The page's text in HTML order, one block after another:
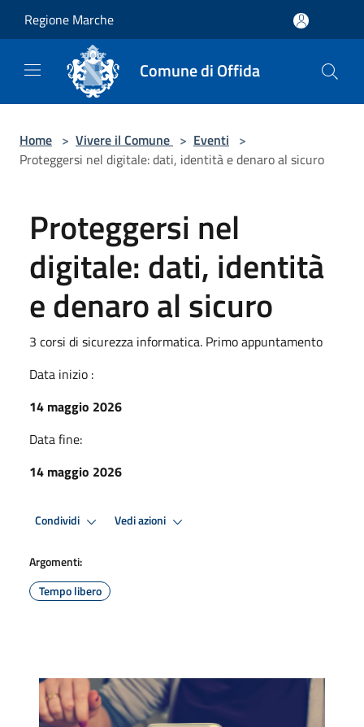
Regione Marche
Comune di Offida
Home > Vivere il Comune > Eventi >
Proteggersi nel digitale: dati, identità e denaro al sicuro
Proteggersi nel
digitale: dati, identità
e denaro al sicuro
3 corsi di sicurezza informatica. Primo appuntamento
Data inizio :
14 maggio 2026
Data fine:
14 maggio 2026
Condividi Vedi azioni
Argomenti:
Tempo libero